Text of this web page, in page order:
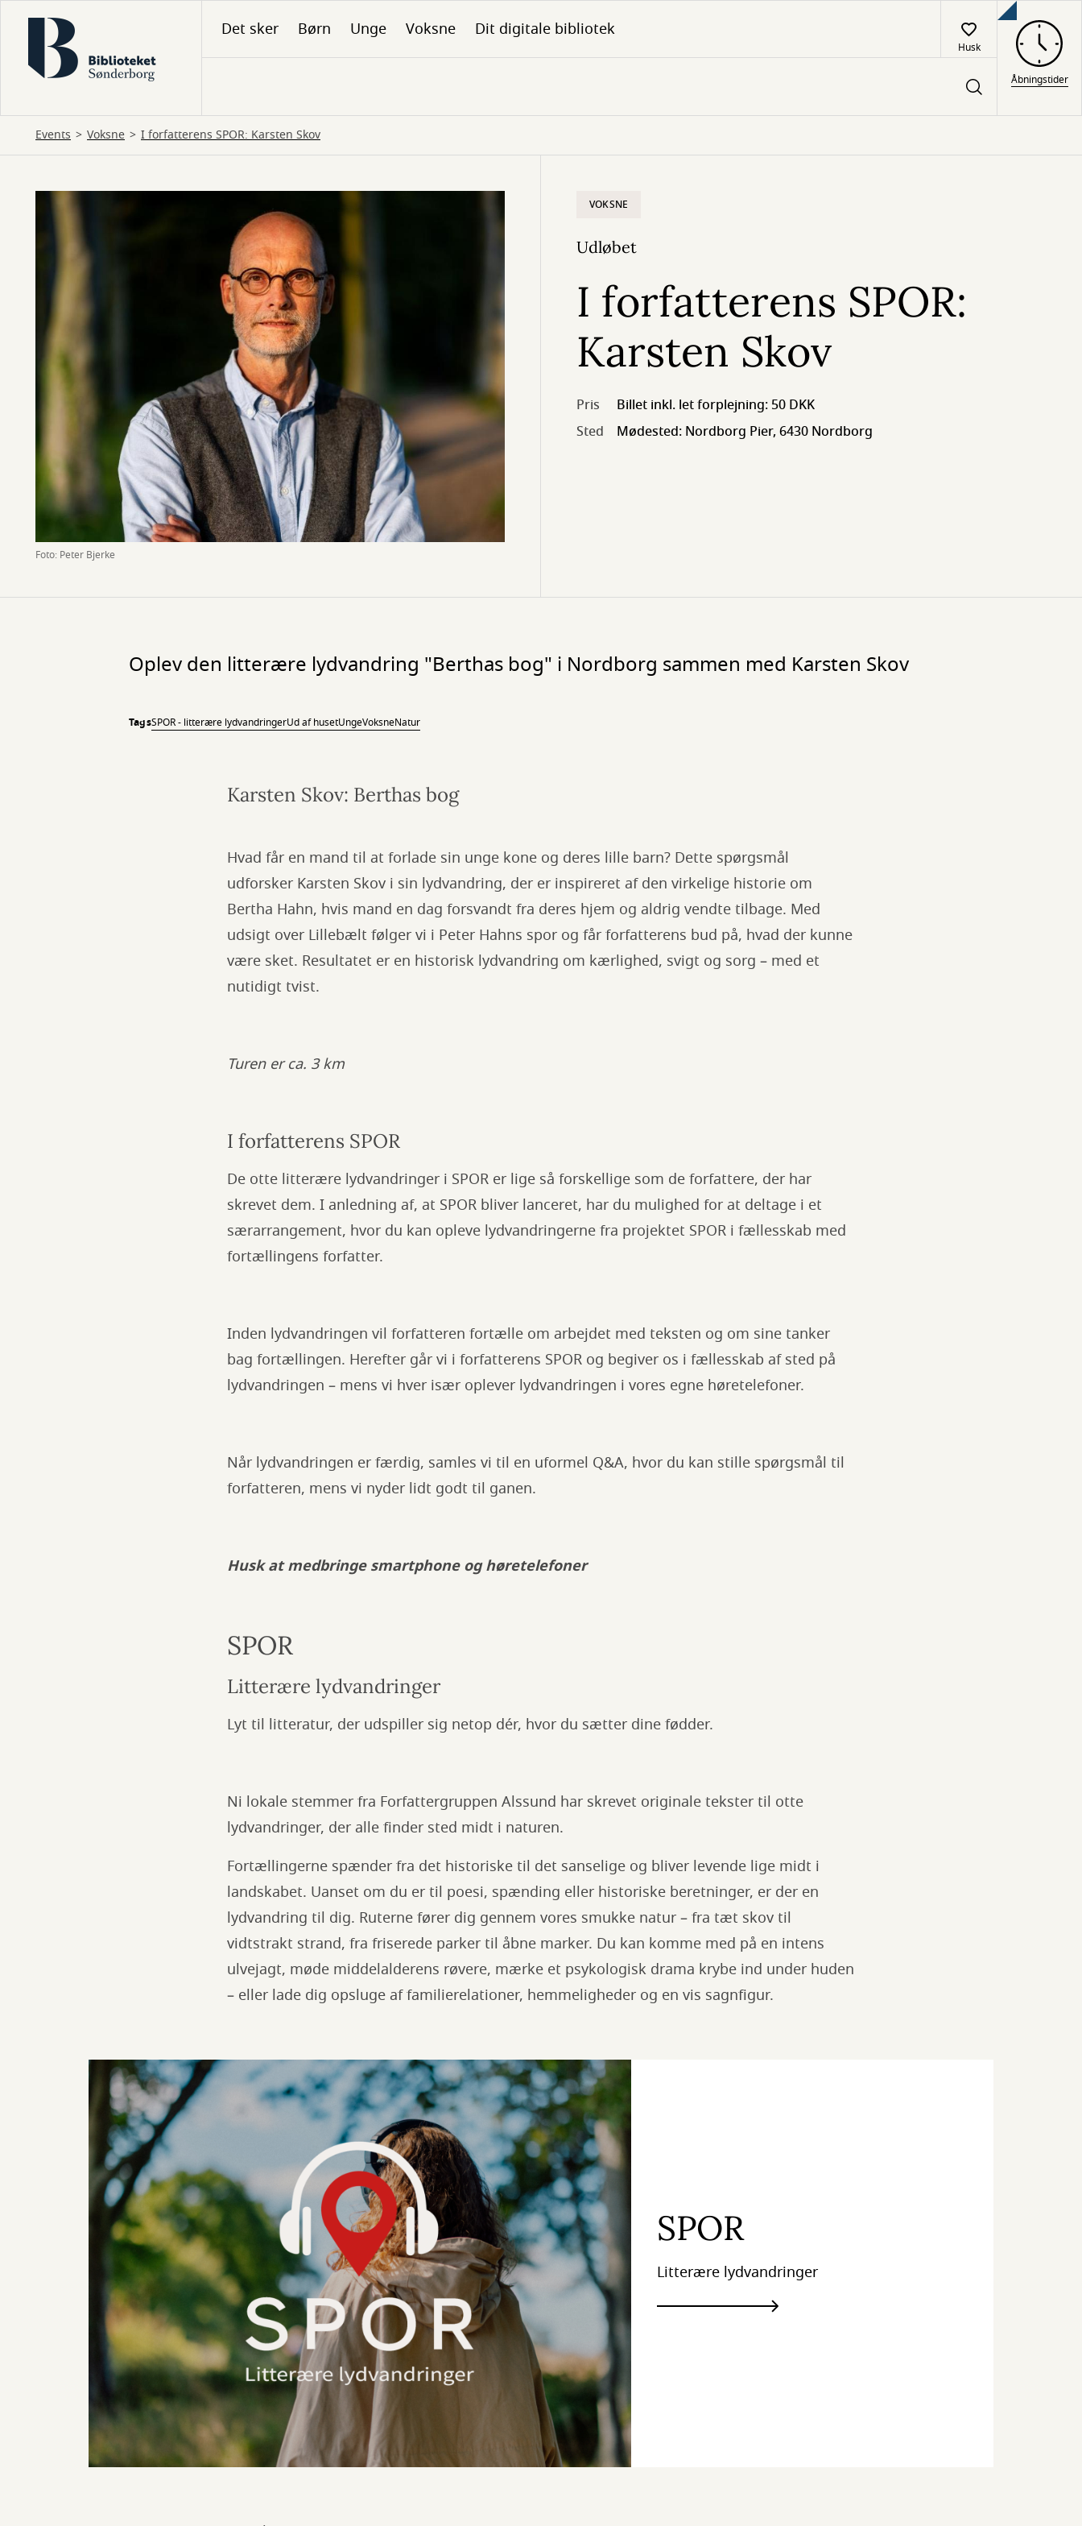
hovedindhold
Det sker Børn Unge Voksne Dit digitale bibliotek
Husk
Åbningstider
Events Voksne I forfatterens SPOR: Karsten Skov
Foto: Peter Bjerke
VOKSNE
Udløbet
I forfatterens SPOR:
Karsten Skov
Pris
Billet inkl. let forplejning: 50 DKK
Sted
Mødested: Nordborg Pier, 6430 Nordborg
Oplev den litterære lydvandring "Berthas bog" i Nordborg sammen med Karsten Skov
TagsSPOR - litterære lydvandringerUd af husetUngeVoksneNatur
Karsten Skov: Berthas bog
Hvad får en mand til at forlade sin unge kone og deres lille barn? Dette spørgsmål
udforsker Karsten Skov i sin lydvandring, der er inspireret af den virkelige historie om
Bertha Hahn, hvis mand en dag forsvandt fra deres hjem og aldrig vendte tilbage. Med
udsigt over Lillebælt følger vi i Peter Hahns spor og får forfatterens bud på, hvad der kunne
være sket. Resultatet er en historisk lydvandring om kærlighed, svigt og sorg – med et
nutidigt tvist.
Turen er ca. 3 km
I forfatterens SPOR
De otte litterære lydvandringer i SPOR er lige så forskellige som de forfattere, der har
skrevet dem. I anledning af, at SPOR bliver lanceret, har du mulighed for at deltage i et
særarrangement, hvor du kan opleve lydvandringerne fra projektet SPOR i fællesskab med
fortællingens forfatter.
Inden lydvandringen vil forfatteren fortælle om arbejdet med teksten og om sine tanker
bag fortællingen. Herefter går vi i forfatterens SPOR og begiver os i fællesskab af sted på
lydvandringen – mens vi hver især oplever lydvandringen i vores egne høretelefoner.
Når lydvandringen er færdig, samles vi til en uformel Q&A, hvor du kan stille spørgsmål til
forfatteren, mens vi nyder lidt godt til ganen.
Husk at medbringe smartphone og høretelefoner
SPOR
Litterære lydvandringer
Lyt til litteratur, der udspiller sig netop dér, hvor du sætter dine fødder.
Ni lokale stemmer fra Forfattergruppen Alssund har skrevet originale tekster til otte
lydvandringer, der alle finder sted midt i naturen.
Fortællingerne spænder fra det historiske til det sanselige og bliver levende lige midt i
landskabet. Uanset om du er til poesi, spænding eller historiske beretninger, er der en
lydvandring til dig. Ruterne fører dig gennem vores smukke natur – fra tæt skov til
vidtstrakt strand, fra friserede parker til åbne marker. Du kan komme med på en intens
ulvejagt, møde middelalderens røvere, mærke et psykologisk drama krybe ind under huden
– eller lade dig opsluge af familierelationer, hemmeligheder og en vis sagnfigur.
SPOR
Litterære lydvandringer